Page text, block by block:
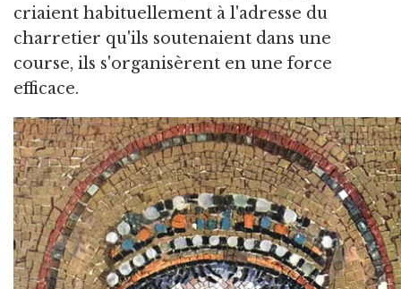
criaient habituellement à l'adresse du
charretier qu'ils soutenaient dans une
course, ils s'organisèrent en une force
efficace.